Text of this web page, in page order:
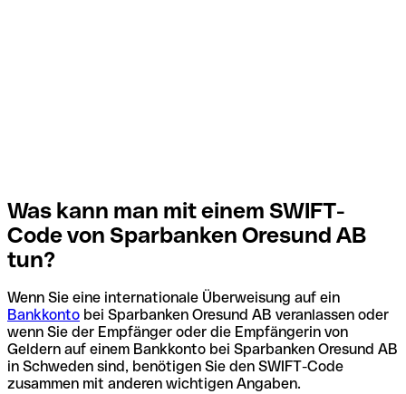
Was kann man mit einem SWIFT-
Code von Sparbanken Oresund AB
tun?
Wenn Sie eine internationale Überweisung auf ein
Bankkonto bei Sparbanken Oresund AB veranlassen oder
wenn Sie der Empfänger oder die Empfängerin von
Geldern auf einem Bankkonto bei Sparbanken Oresund AB
in Schweden sind, benötigen Sie den SWIFT-Code
zusammen mit anderen wichtigen Angaben.